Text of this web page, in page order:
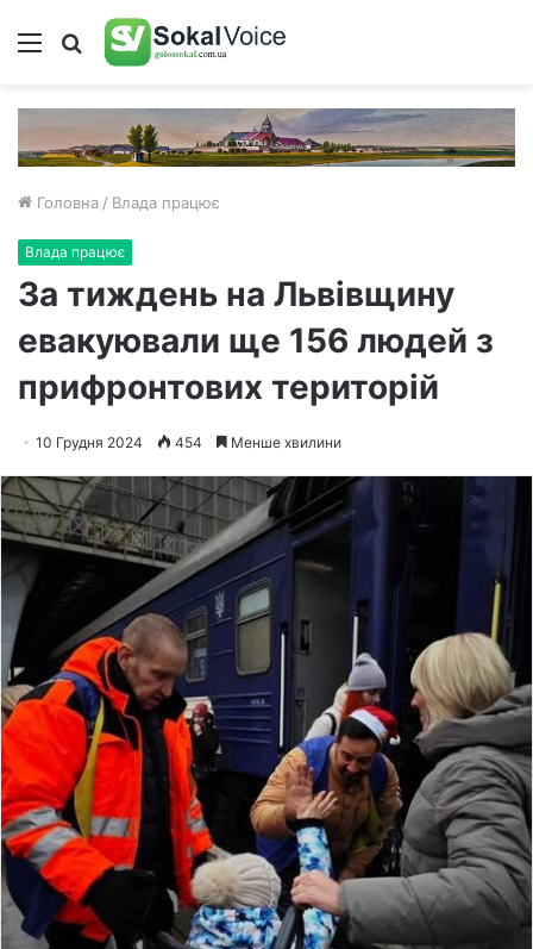
Меню Пошук
Головна / Влада працює
Влада працює
За тиждень на Львівщину
евакуювали ще 156 людей з
прифронтових територій
10 Грудня 2024 454 Менше хвилини